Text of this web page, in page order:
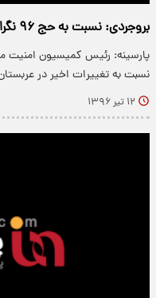
بروجردی: نسبت به حج ۹۶ نگرانیم
پارسینه: رئیس کمیسیون امنیت
نسبت به تغییرات اخیر در
۱۲ تیر ۱۳۹۶